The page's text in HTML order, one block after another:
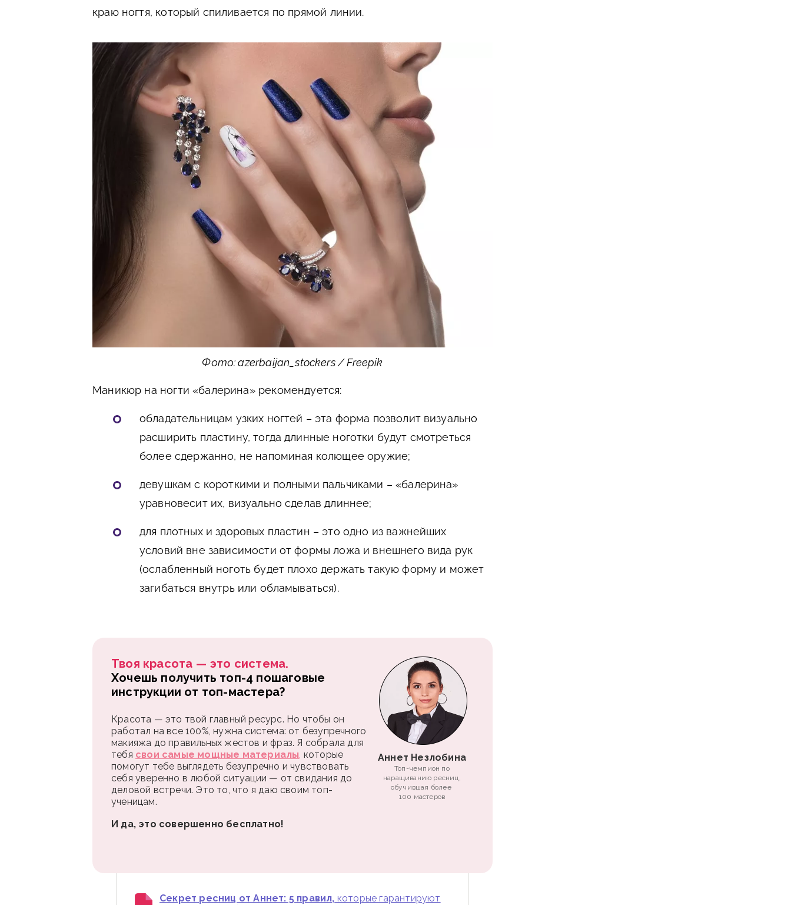
краю ногтя, который спиливается по прямой линии.
Фото: azerbaijan_stockers / Freepik
Маникюр на ногти «балерина» рекомендуется:
обладательницам узких ногтей – эта форма позволит визуально
расширить пластину, тогда длинные ноготки будут смотреться
более сдержанно, не напоминая колющее оружие;
девушкам с короткими и полными пальчиками – «балерина»
уравновесит их, визуально сделав длиннее;
для плотных и здоровых пластин – это одно из важнейших
условий вне зависимости от формы ложа и внешнего вида рук
(ослабленный ноготь будет плохо держать такую форму и может
загибаться внутрь или обламываться).
Твоя красота — это система.
Хочешь получить топ-4 пошаговые
инструкции от топ-мастера?
Красота — это твой главный ресурс. Но чтобы он
работал на все 100%, нужна система: от безупречного
макияжа до правильных жестов и фраз. Я собрала для
тебя свои самые мощные материалы которые
помогут тебе выглядеть безупречно и чувствовать
себя уверенно в любой ситуации — от свидания до
деловой встречи. Это то, что я даю своим топ-
ученицам.
И да, это совершенно бесплатно!
Аннет Незлобина
Топ-чемпион по
наращиванию ресниц,
обучившая более
100 мастеров
Секрет ресниц от Аннет: 5 правил, которые гарантируют